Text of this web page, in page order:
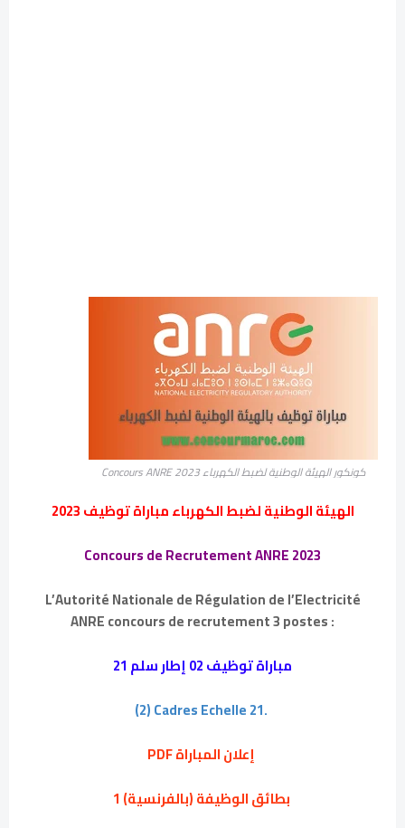
كونكور الهيئة الوطنية لضبط الكهرباء Concours ANRE 2023
الهيئة الوطنية لضبط الكهرباء مباراة توظيف 2023
Concours de Recrutement ANRE 2023
L’Autorité Nationale de Régulation de l’Electricité
ANRE concours de recrutement 3 postes :
مباراة توظيف 02 إطار سلم 21
(2) Cadres Echelle 21.
إعلان المباراة PDF
بطائق الوظيفة (بالفرنسية) 1